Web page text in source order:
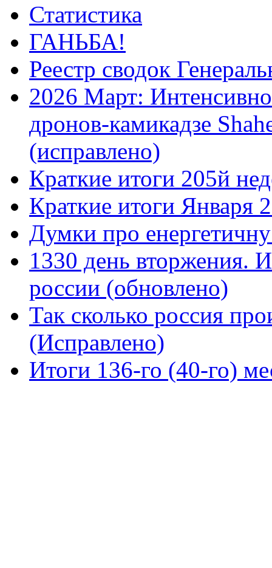
Статистика
ГАНЬБА!
Реестр сводок
2026 Март:
дронов-камикадзе
(исправлено)
Краткие итоги 205й
Краткие итоги Января
Думки про
1330 день вторжения.
россии (обновлено)
Так сколько россия
(Исправлено)
Итоги 136-го (40-го)